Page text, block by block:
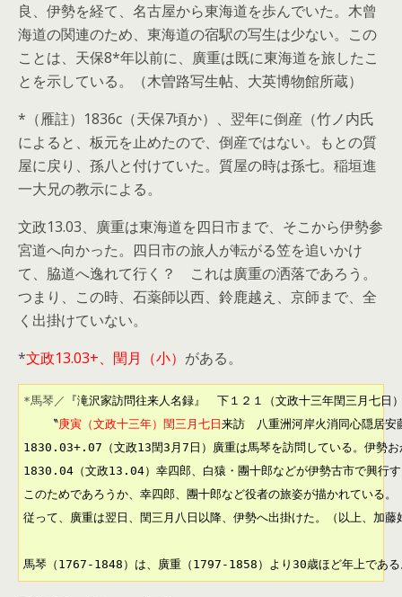
良、伊勢を経て、名古屋から東海道を歩んでいた。木曾
海道の関連のため、東海道の宿駅の写生は少ない。この
ことは、天保8*年以前に、廣重は既に東海道を旅したこ
とを示している。（木曽路写生帖、大英博物館所蔵）
*（雁註）1836c（天保7頃か）、翌年に倒産（竹ノ内氏
によると、板元を止めたので、倒産ではない。もとの質
屋に戻り、孫八と付けていた。質屋の時は孫七。稲垣進
一大兄の教示による。
文政13.03、廣重は東海道を四日市まで、そこから伊勢参
宮道へ向かった。四日市の旅人が転がる笠を追いかけ
て、脇道へ逸れて行く？ これは廣重の洒落であろう。
つまり、この時、石薬師以西、鈴鹿越え、京師まで、全
く出掛けていない。
*文政13.03+、閏月（小） がある。
*馬琴／
『滝沢家訪問往来人名録』　下１２１（文政十三年閏三月七日
〝庚寅（文政十三年）閏三月七日 来訪　八重洲河岸火消同心隠居安
1830.03+.07（文政13閏3月7日）廣重は馬琴を訪問している。伊勢お
1830.04（文政13.04）幸四郎、白猿・團十郎などが伊勢古市で興行
このためであろうか、幸四郎、團十郎など役者の旅姿が描かれている。
従って、廣重は翌日、閏三月八日以降、伊勢へ出掛けた。（以上、加
馬琴（1767-1848）は、廣重（1797-1858）より30歳ほど年上である